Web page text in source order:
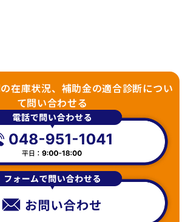
在庫状況、補助金の適合診断につい
て問い合わせる